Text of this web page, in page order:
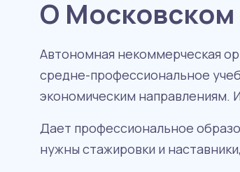
О
Автономная некоммерческая
средне-профессиональное
экономическим направлениям.
Дает профессиональное
нужны стажировки и